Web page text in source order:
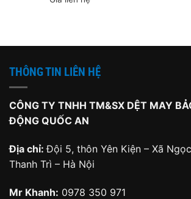
THÔNG TIN LIÊN HỆ
CÔNG TY TNHH TM&SX DỆT MAY
ĐỘNG QUỐC AN
Địa chỉ:Đội 5, thôn Yên Kiện – Xã
Thanh Trì – Hà Nội
Mr Khanh: 0978 350 971